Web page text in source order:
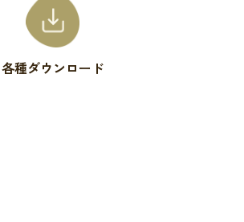
各種ダウンロード